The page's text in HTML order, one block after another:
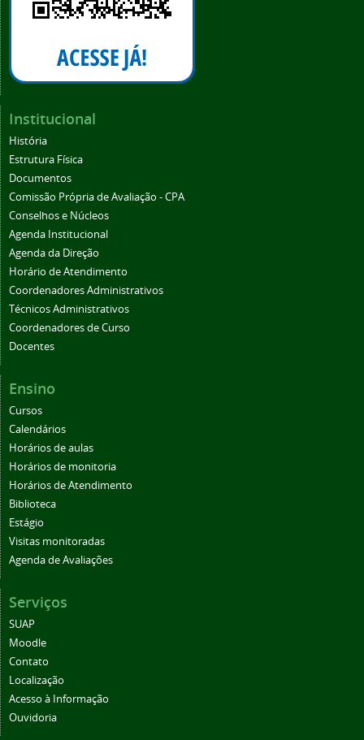
Institucional
História
Estrutura Física
Documentos
Comissão Própria de Avaliação - CPA
Conselhos e Núcleos
Agenda Institucional
Agenda da Direção
Horário de Atendimento
Coordenadores Administrativos
Técnicos Administrativos
Coordenadores de Curso
Docentes
Ensino
Cursos
Calendários
Horários de aulas
Horários de monitoria
Horários de Atendimento
Biblioteca
Estágio
Visitas monitoradas
Agenda de Avaliações
Serviços
SUAP
Moodle
Contato
Localização
Acesso à Informação
Ouvidoria